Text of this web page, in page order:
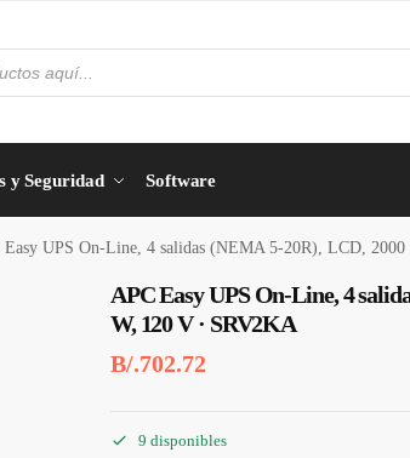
y Seguridad Software
Easy UPS On-Line, 4 salidas (NEMA 5-20R), LCD,
APC Easy UPS On-Line, 4
W, 120 V · SRV2KA
B/.702.72
9 disponibles